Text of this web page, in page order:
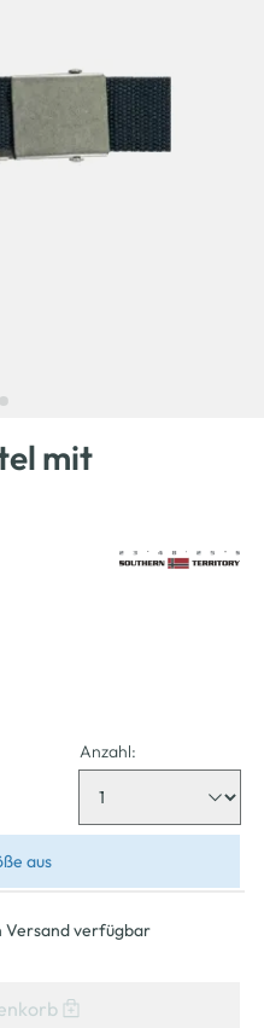
mit
Anzahl:
aus
Versand verfügbar